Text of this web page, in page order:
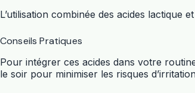
L’utilisation combinée des acides lactique
Conseils Pratiques
Pour intégrer ces acides dans votre
le soir pour minimiser les risques